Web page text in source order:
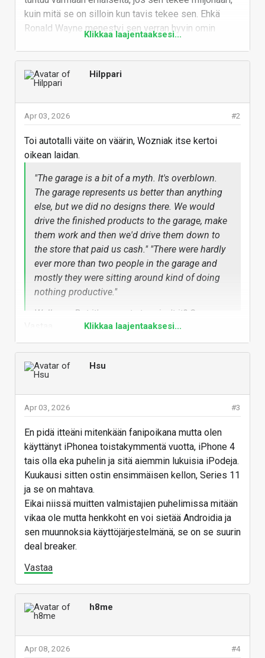
kuin mitä se on silloin kun tavis tekee sen. Ehkä
Ronald Wayne menestyi sen verran hyvin omin
voimin muutenkin, ettei ollut tarvetta haikailla.
Edit. No niin googlasin vielä Waynen muuta
menestystä ja kyllä niin päin oli että hän
Vastaa
Klikkaa laajentaaksesi...
Hilppari
#2
Apr 03, 2026
Toi autotalli väite on väärin, Wozniak itse kertoi
oikean laidan.
"The garage is a bit of a myth. It's overblown.
The garage represents us better than anything
else, but we did no designs there. We would
drive the finished products to the garage, make
them work and then we'd drive them down to
the store that paid us cash." "There were hardly
ever more than two people in the garage and
mostly they were sitting around kind of doing
nothing productive."
Well, yes. But it's a great story, isn't it? Once
you're a success, tossing your company's
history into a field of magical distortion makes
it all sound a little more romantic than it
probably was
Klikkaa laajentaaksesi...
Hsu
#3
Apr 03, 2026
En pidä itteäni mitenkään fanipoikana mutta olen
käyttänyt iPhonea toistakymmentä vuotta, iPhone 4
tais olla eka puhelin ja sitä aiemmin lukuisia iPodeja.
Kuukausi sitten ostin ensimmäisen kellon, Series 11
ja se on mahtava.
Eikai niissä muitten valmistajien puhelimissa mitään
vikaa ole mutta henkkoht en voi sietää Androidia ja
sen muunnoksia käyttöjärjestelmänä, se on se suurin
deal breaker.
Vastaa
h8me
#4
Apr 08, 2026